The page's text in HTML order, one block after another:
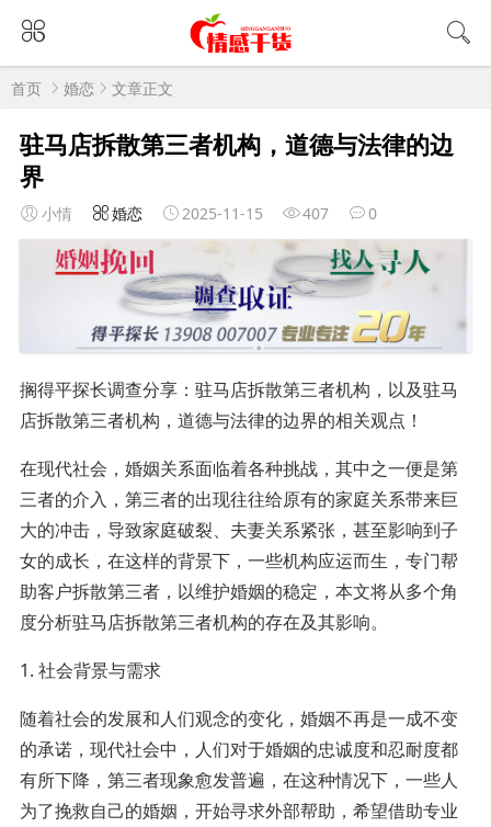
首页 婚恋 文章正文
驻马店拆散第三者机构，道德与法律的边
界
小情 婚恋 2025-11-15 407 0
搁得平探长调查分享：驻马店拆散第三者机构，以及驻马
店拆散第三者机构，道德与法律的边界的相关观点！
在现代社会，婚姻关系面临着各种挑战，其中之一便是第
三者的介入，第三者的出现往往给原有的家庭关系带来巨
大的冲击，导致家庭破裂、夫妻关系紧张，甚至影响到子
女的成长，在这样的背景下，一些机构应运而生，专门帮
助客户拆散第三者，以维护婚姻的稳定，本文将从多个角
度分析驻马店拆散第三者机构的存在及其影响。
1. 社会背景与需求
随着社会的发展和人们观念的变化，婚姻不再是一成不变
的承诺，现代社会中，人们对于婚姻的忠诚度和忍耐度都
有所下降，第三者现象愈发普遍，在这种情况下，一些人
为了挽救自己的婚姻，开始寻求外部帮助，希望借助专业